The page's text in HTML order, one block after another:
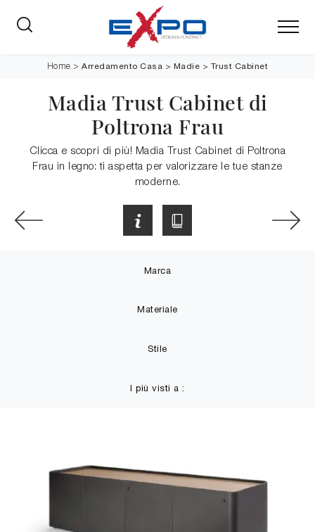
Home >Arredamento Casa > Madie > Trust Cabinet
Madia Trust Cabinet di
Poltrona Frau
Clicca e scopri di più! Madia Trust Cabinet di Poltrona
Frau in legno: ti aspetta per valorizzare le tue stanze
moderne.
Marca
Materiale
Stile
I più visti a :